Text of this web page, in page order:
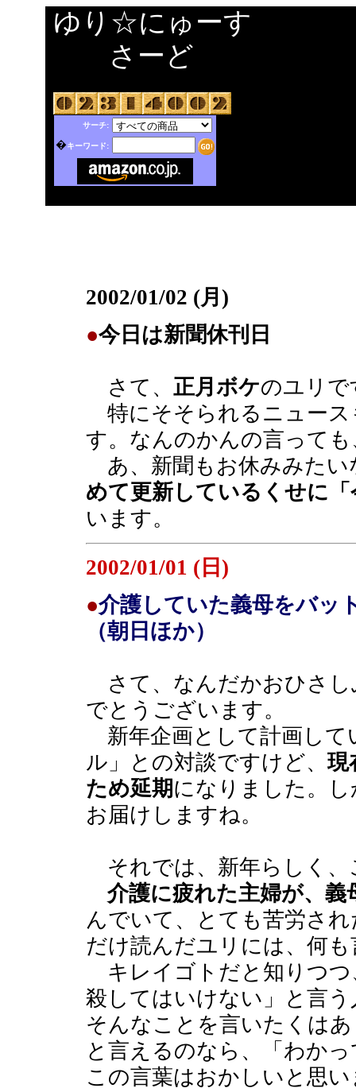
ゆり☆にゅーす
さーど
サーチ:
�キーワード:
2002/01/02 (月)
●今日は新聞休刊日
さて、 正月ボケのユリで
特にそそられるニュース
す。なんのかんの言って
あ、新聞もお休みみたい
めて更新しているくせに
います。
2002/01/01 (日)
●介護していた義母をバッ
（朝日ほか）
さて、なんだかおひさし
でとうございます。
新年企画として計画して
ル」との対談ですけど、現
ため延期 になりました。
お届けしますね。
それでは、新年らしく、
介護に疲れた主婦が、義
んでいて、とても苦労さ
だけ読んだユリには、何
キレイゴトだと知りつつ
殺してはいけない」と言
そんなことを言いたくは
と言えるのなら、「わか
この言葉はおかしいと思